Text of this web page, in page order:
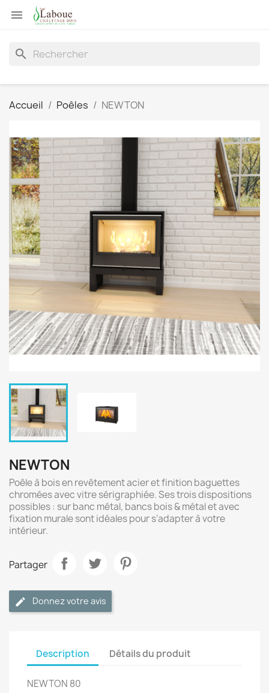

search
Accueil Poêles NEWTON
NEWTON
Poêle à bois en revêtement acier et finition baguettes
chromées avec vitre sérigraphiée. Ses trois dispositions
possibles : sur banc métal, bancs bois & métal et avec
fixation murale sont idéales pour s’adapter à votre
intérieur.
Partager
Donnez votre avis
Description Détails du produit
NEWTON 80